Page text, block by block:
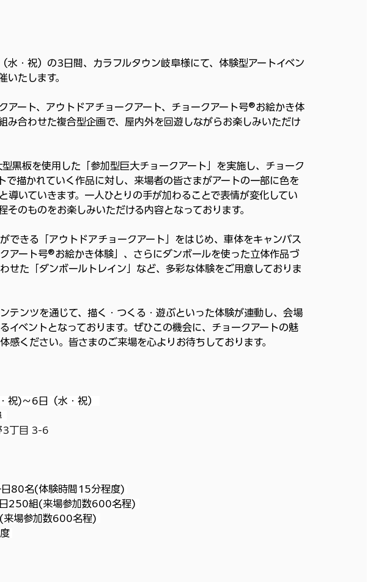
・祝）の3日間、カラフルタウン岐阜様にて、体験型アートイベン
いたします。
アート、アウトドアチョークアート、チョークアート号®お絵かき体
み合わせた複合型企画で、屋内外を回遊しながらお楽しみいただけ
板を使用した「参加型巨大チョークアート」を実施し、チョーク
で描かれていく作品に対し、来場者の皆さまがアートの一部に色を
導いていきます。一人ひとりの手が加わることで表情が変化してい
そのものをお楽しみいただける内容となっております。
できる「アウトドアチョークアート」をはじめ、車体をキャンバス
アート号®お絵かき体験」、さらにダンボールを使った立体作品づ
せた「ダンボールトレイン」など、多彩な体験をご用意しておりま
テンツを通じて、描く・つくる・遊ぶといった体験が連動し、会場
イベントとなっております。ぜひこの機会に、チョークアートの魅
感ください。皆さまのご来場を心よりお待ちしております。
)～6日（水・祝）
3丁目 3-6
日80名(体験時間15分程度)
250組(来場参加数600名程)
場参加数600名程)